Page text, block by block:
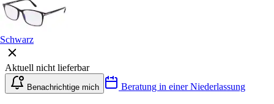
Schwarz
Aktuell nicht lieferbar
Benachrichtige mich Beratung in einer Niederlassung